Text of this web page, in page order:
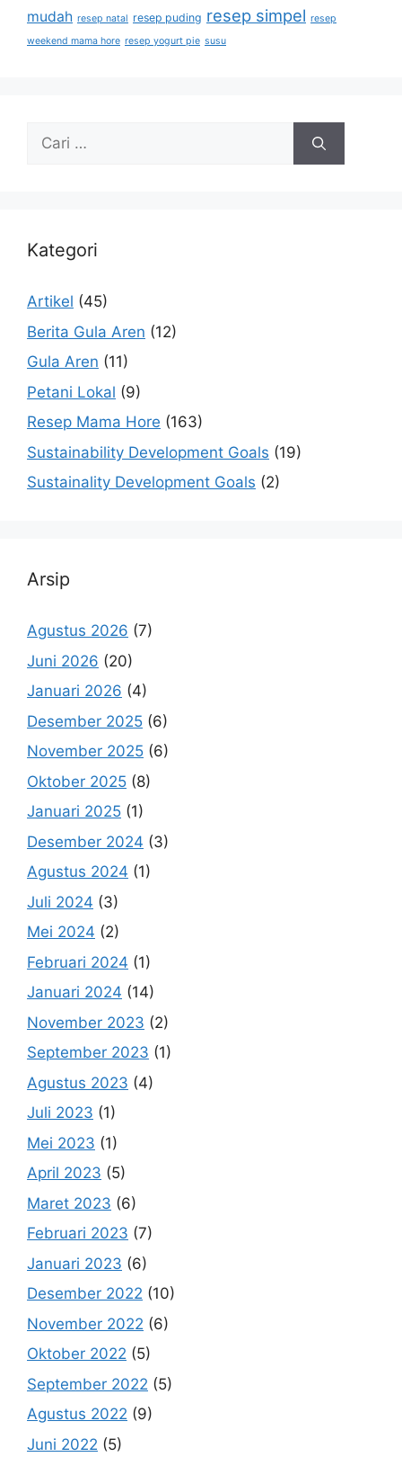
mudah resep natal resep puding resep simpel resep
weekend mama hore resep yogurt pie susu
Kategori
Artikel (45)
Berita Gula Aren (12)
Gula Aren (11)
Petani Lokal (9)
Resep Mama Hore (163)
Sustainability Development Goals (19)
Sustainality Development Goals (2)
Arsip
Agustus 2026 (7)
Juni 2026 (20)
Januari 2026 (4)
Desember 2025 (6)
November 2025 (6)
Oktober 2025 (8)
Januari 2025 (1)
Desember 2024 (3)
Agustus 2024 (1)
Juli 2024 (3)
Mei 2024 (2)
Februari 2024 (1)
Januari 2024 (14)
November 2023 (2)
September 2023 (1)
Agustus 2023 (4)
Juli 2023 (1)
Mei 2023 (1)
April 2023 (5)
Maret 2023 (6)
Februari 2023 (7)
Januari 2023 (6)
Desember 2022 (10)
November 2022 (6)
Oktober 2022 (5)
September 2022 (5)
Agustus 2022 (9)
Juni 2022 (5)